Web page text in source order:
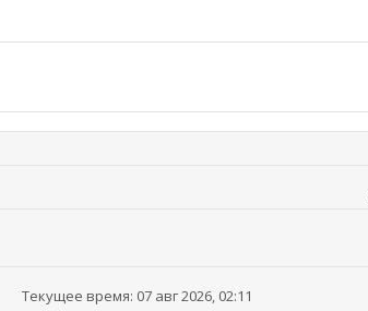
Текущее время: 07 авг 2026, 02:11